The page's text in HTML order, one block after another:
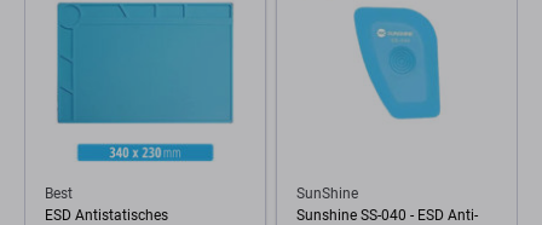
Best
ESD Antistatisches
SunShine
Sunshine SS-040 - ESD Anti-